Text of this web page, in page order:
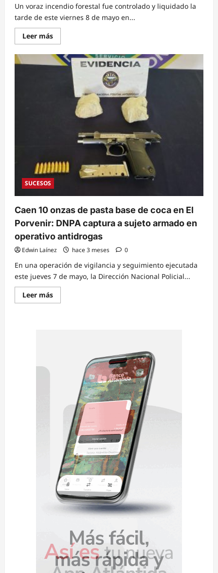
Un voraz incendio forestal fue controlado y liquidado la
tarde de este viernes 8 de mayo en...
Leer másRead
more
¡Bajo
el
sol
ardiente!
Bomberos
brigadistas
liquidan
incendio
hectáreas
Talanga
SUCESOS
Caen 10 onzas de pasta base de coca en El
Porvenir: DNPA captura a sujeto armado en
operativo antidrogas
Edwin Laínez hace 3 meses 0
En una operación de vigilancia y seguimiento ejecutada
este jueves 7 de mayo, la Dirección Nacional Policial...
Leer másRead
more
Porvenir:
captura
sujeto
armado
operativo
antidrogas